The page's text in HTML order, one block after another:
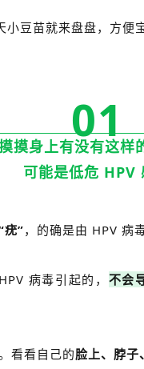
小豆苗就来盘盘，方便
01
摸身上有没有这样
可能是低危 HPV
疣”，的确是由 HPV 病
病毒引起的， 不会
看看自己的脸上、脖子